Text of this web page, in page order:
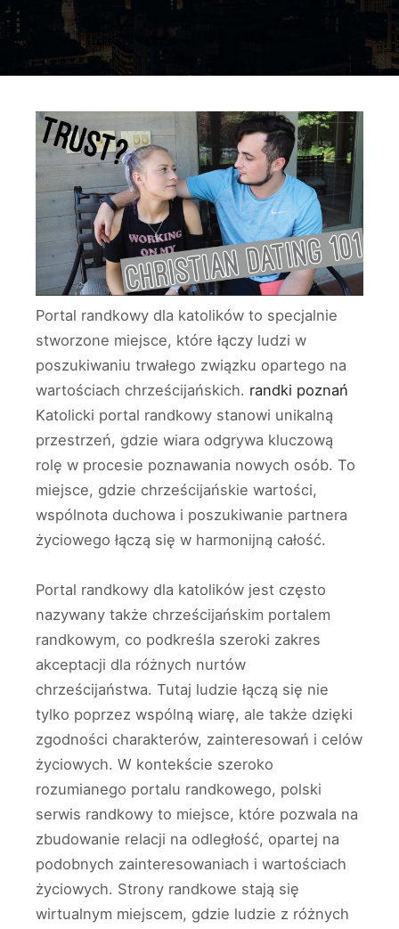
Portal randkowy dla katolików to specjalnie
stworzone miejsce, które łączy ludzi w
poszukiwaniu trwałego związku opartego na
wartościach chrześcijańskich. randki poznań
Katolicki portal randkowy stanowi unikalną
przestrzeń, gdzie wiara odgrywa kluczową
rolę w procesie poznawania nowych osób. To
miejsce, gdzie chrześcijańskie wartości,
wspólnota duchowa i poszukiwanie partnera
życiowego łączą się w harmonijną całość.
Portal randkowy dla katolików jest często
nazywany także chrześcijańskim portalem
randkowym, co podkreśla szeroki zakres
akceptacji dla różnych nurtów
chrześcijaństwa. Tutaj ludzie łączą się nie
tylko poprzez wspólną wiarę, ale także dzięki
zgodności charakterów, zainteresowań i celów
życiowych. W kontekście szeroko
rozumianego portalu randkowego, polski
serwis randkowy to miejsce, które pozwala na
zbudowanie relacji na odległość, opartej na
podobnych zainteresowaniach i wartościach
życiowych. Strony randkowe stają się
wirtualnym miejscem, gdzie ludzie z różnych